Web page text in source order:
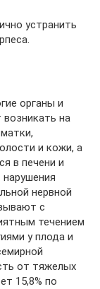
устранить
органы и
возникать на
и кожи, а
в печени и
нервной
с
течением
у плода и
от тяжелых
15,8% по